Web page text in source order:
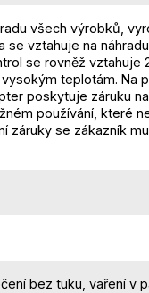
všech výrobků,
se vztahuje na
se rovněž
teplotám.
poskytuje záruku
používání, které
záruky se zákazník
bez tuku, vaření v